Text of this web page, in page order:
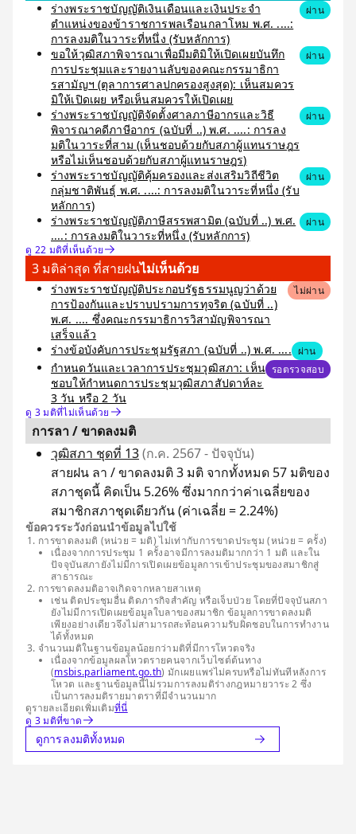
ร่างพระราชบัญญัติเงินเดือนและเงินประจำ
ตำแหน่งของข้าราชการพลเรือนกลาโหม พ.ศ. ....:
การลงมติในวาระที่หนึ่ง (รับหลักการ)
ผ่าน
ขอให้วุฒิสภาพิจารณาเพื่อมีมติมิให้เปิดเผยบันทึก
การประชุมและรายงานลับของคณะกรรมาธิกา
รสามัญฯ (ตุลาการศาลปกครองสูงสุด): เห็นสมควร
มิให้เปิดเผย หรือเห็นสมควรให้เปิดเผย
ผ่าน
ร่างพระราชบัญญัติจัดตั้งศาลภาษีอากรและวิธี
พิจารณาคดีภาษีอากร (ฉบับที่ ..) พ.ศ. ....: การลง
มติในวาระที่สาม (เห็นชอบด้วยกับสภาผู้แทนราษฎร
หรือไม่เห็นชอบด้วยกับสภาผู้แทนราษฎร)
ผ่าน
ร่างพระราชบัญญัติคุ้มครองและส่งเสริมวิถีชีวิต
กลุ่มชาติพันธุ์ พ.ศ. ....: การลงมติในวาระที่หนึ่ง (รับ
หลักการ)
ผ่าน
ร่างพระราชบัญญัติภาษีสรรพสามิต (ฉบับที่ ..) พ.ศ.
....: การลงมติในวาระที่หนึ่ง (รับหลักการ)
ผ่าน
ดู 22 มติที่เห็นด้วย
3 มติล่าสุด ที่สายฝนไม่เห็นด้วย
ร่างพระราชบัญญัติประกอบรัฐธรรมนูญว่าด้วย
การป้องกันและปราบปรามการทุจริต (ฉบับที่ ..)
พ.ศ. .... ซึ่งคณะกรรมาธิการวิสามัญพิจารณา
เสร็จแล้ว
ไม่ผ่าน
ร่างข้อบังคับการประชุมรัฐสภา (ฉบับที่ ..) พ.ศ. .... ผ่าน
กำหนดวันและเวลาการประชุมวุฒิสภา: เห็น
ชอบให้กำหนดการประชุมวุฒิสภาสัปดาห์ละ
3 วัน หรือ 2 วัน
รอตรวจสอบ
ดู 3 มติที่ไม่เห็นด้วย
การลา / ขาดลงมติ
วุฒิสภา ชุดที่ 13(ก.ค. 2567 - ปัจจุบัน)
สายฝน ลา / ขาดลงมติ 3 มติ จากทั้งหมด 57 มติของ
สภาชุดนี้ คิดเป็น 5.26% ซึ่งมากกว่าค่าเฉลี่ยของ
สมาชิกสภาชุดเดียวกัน (ค่าเฉลี่ย = 2.24%)
ข้อควรระวังก่อนนำข้อมูลไปใช้
การขาดลงมติ (หน่วย = มติ) ไม่เท่ากับการขาดประชุม (หน่วย = ครั้ง)
เนื่องจากการประชุม 1 ครั้งอาจมีการลงมติมากกว่า 1 มติ และใน
ปัจจุบันสภายังไม่มีการเปิดเผยข้อมูลการเข้าประชุมของสมาชิกสู่
สาธารณะ
การขาดลงมติอาจเกิดจากหลายสาเหตุ
เช่น ติดประชุมอื่น ติดภารกิจสำคัญ หรือเจ็บป่วย โดยที่ปัจจุบันสภา
ยังไม่มีการเปิดเผยข้อมูลใบลาของสมาชิก ข้อมูลการขาดลงมติ
เพียงอย่างเดียวจึงไม่สามารถสะท้อนความรับผิดชอบในการทำงาน
ได้ทั้งหมด
จำนวนมติในฐานข้อมูลน้อยกว่ามติที่มีการโหวตจริง
เนื่องจากข้อมูลผลโหวตรายคนจากเว็บไซต์ต้นทาง
(msbis.parliament.go.th) มักเผยแพร่ไม่ครบหรือไม่ทันทีหลังการ
โหวต และฐานข้อมูลนี้ไม่รวมการลงมติร่างกฎหมายวาระ 2 ซึ่ง
เป็นการลงมติรายมาตราที่มีจำนวนมาก
ดูรายละเอียดเพิ่มเติมที่นี่
ดู 3 มติที่ขาด
ดูการลงมติทั้งหมด